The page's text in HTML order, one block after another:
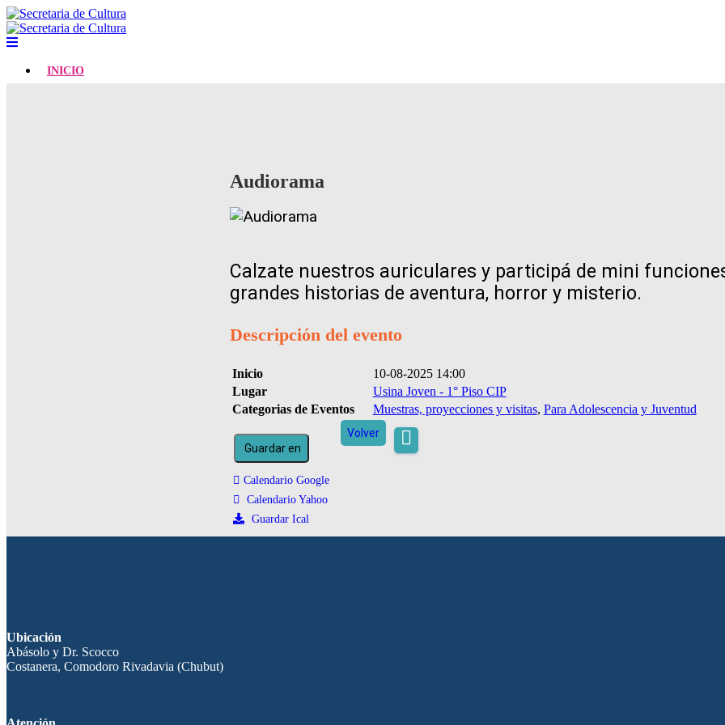
INICIO
Audiorama
Calzate nuestros auriculares y participá de mini
grandes historias de aventura, horror y misterio.
Descripción del evento
Inicio
10-08-2025 14:00
Lugar
Usina Joven - 1° Piso CIP
Categorias de Eventos
Muestras, proyecciones y visitas, Para Adolescencia y Juventud
Guardar en
Calendario Google
Calendario Yahoo
Guardar Ical
Volver
Ubicación
Abásolo y Dr. Scocco
Costanera, Comodoro Rivadavia (Chubut)